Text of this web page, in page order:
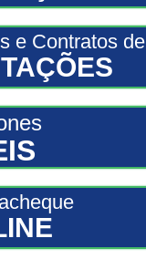
e Contratos de